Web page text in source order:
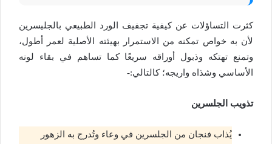
كثرت التساؤلات عن كيفية تجفيف الورد الطبيعي بالجليسرين
لأن به خواص تمكنه من الاستمرار بهيئته الأصلية لعمر أطول،
وتمنع تهتكه وذبول أوراقه سريعًا كما تساهم في بقاء لونه
الأساسي وشذاه واريجه؛ كالتالي:-
تذويب الجلسرين
يُذاب فنجان من الجلسرين في وعاء وتُدرج به الزهور